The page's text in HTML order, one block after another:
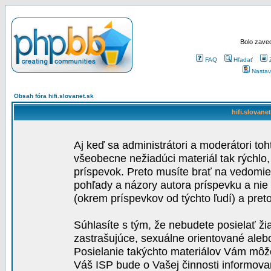
Bolo
FAQ Hľadať
Obsah fóra hifi.slovanet.sk
Aj keď sa administrátori a moderátori
všeobecne nežiadúci materiál tak
príspevok. Preto musíte brať na
pohľady a názory autora príspevku a
(okrem príspevkov od týchto ľudí) a
Súhlasíte s tým, že nebudete posielať
zastrašujúce, sexuálne orientované
Posielanie takýchto materiálov Vám
Váš ISP bude o Vašej činnosti